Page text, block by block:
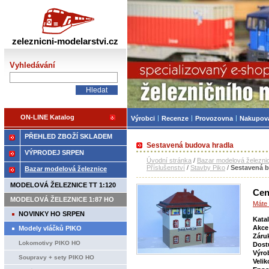
Sestavená budova hradla
Úvodní stránka / Bazar modelová
Příslušenství / Stavby Piko / Sestavená
PŘEHLED ZBOŽÍ SKLADEM
VÝPRODEJ SRPEN
Bazar modelová železnice
MODELOVÁ ŽELEZNICE TT 1:120
MODELOVÁ ŽELEZNICE 1:87 HO
NOVINKY HO SRPEN
Modely vláčků PIKO
Lokomotivy PIKO HO
Soupravy + sety PIKO HO
zeleznicni-modelarstvi.cz
Vyhledávání
ON-LINE Katalog
Železniční
Výrobci Recenze Provozovna